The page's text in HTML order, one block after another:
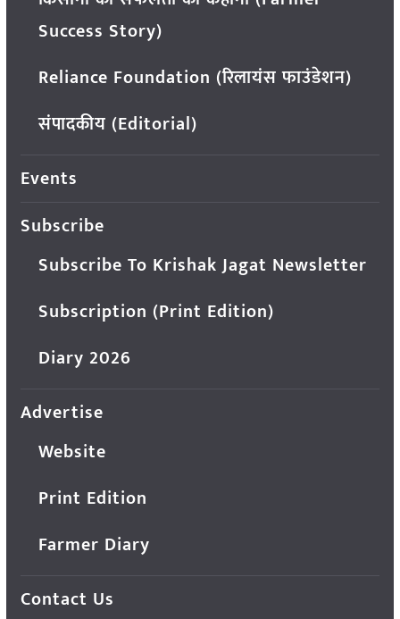
Success Story)
Reliance Foundation (रिलायंस फाउंडेशन)
संपादकीय (Editorial)
Events
Subscribe
Subscribe To Krishak Jagat Newsletter
Subscription (Print Edition)
Diary 2026
Advertise
Website
Print Edition
Farmer Diary
Contact Us